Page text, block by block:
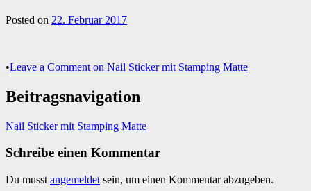
Posted on 22. Februar 2017
•Leave a Comment on Nail Sticker mit Stamping Matte
Beitragsnavigation
Nail Sticker mit Stamping Matte
Schreibe einen Kommentar
Du musst angemeldet sein, um einen Kommentar abzugeben.